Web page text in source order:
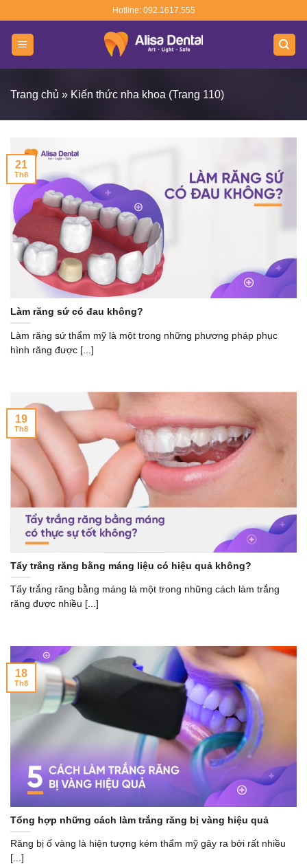
content
Hotline: 092.1617.555
Trang chủ » Kiến thức nha khoa (Trang 110)
Làm răng sứ có đau không?
Làm răng sứ thẩm mỹ là một trong những phương pháp phục
hình răng được [...]
21
Th8
Tẩy trắng răng bằng máng liệu có hiệu quả không?
Tẩy trắng răng bằng máng là một trong những cách làm trắng
răng được nhiều [...]
19
Th8
Tổng hợp những cách làm trắng răng bị vàng hiệu quả
Răng bị ố vàng là hiện tượng kém thẩm mỹ gây ra bởi rất nhiều
[...]
18
Th8